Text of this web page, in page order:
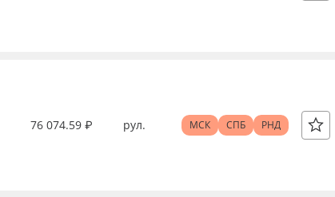
76 074.59 ₽ рул. МСК СПБ РНД